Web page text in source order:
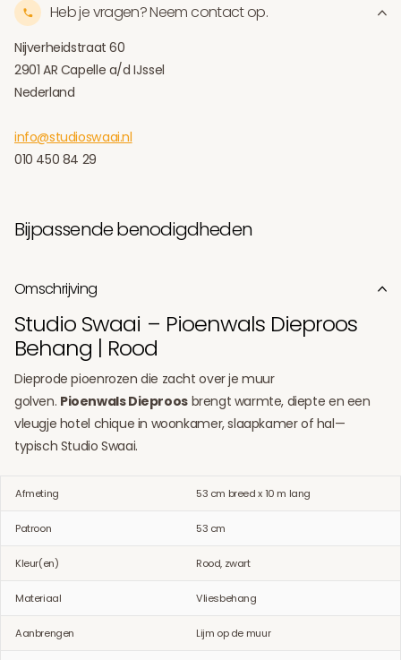
Heb je vragen? Neem contact op.
Nijverheidstraat 60
2901 AR Capelle a/d IJssel
Nederland
info@studioswaai.nl
010 450 84 29
Bijpassende benodigdheden
Omschrijving
Studio Swaai – Pioenwals Dieproos
Behang | Rood
Dieprode pioenrozen die zacht over je muur
golven. Pioenwals Dieproos brengt warmte, diepte en een
vleugje hotel chique in woonkamer, slaapkamer of hal—
typisch Studio Swaai.
Afmeting 53 cm breed x 10 m lang
Patroon 53 cm
Kleur(en) Rood, zwart
Materiaal Vliesbehang
Aanbrengen Lijm op de muur